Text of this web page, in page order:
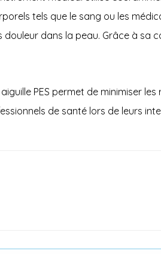
tels que le sang ou les
dans la peau. Grâce à sa
aiguille PES permet de minimiser
de santé lors de leurs